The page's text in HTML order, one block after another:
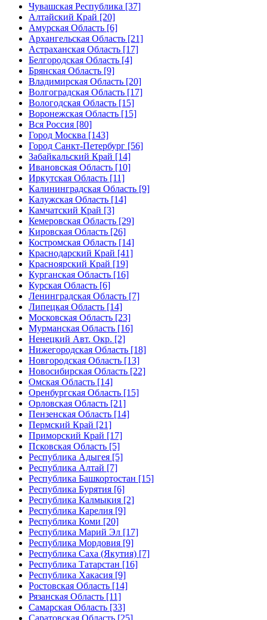
Чувашская Республика [37]
Алтайский Край [20]
Амурская Область [6]
Архангельская Область [21]
Астраханская Область [17]
Белгородская Область [4]
Брянская Область [9]
Владимирская Область [20]
Волгоградская Область [17]
Вологодская Область [15]
Воронежская Область [15]
Вся Россия [80]
Город Москва [143]
Город Санкт-Петербург [56]
Забайкальский Край [14]
Ивановская Область [10]
Иркутская Область [11]
Калининградская Область [9]
Калужская Область [14]
Камчатский Край [3]
Кемеровская Область [29]
Кировская Область [26]
Костромская Область [14]
Краснодарский Край [41]
Красноярский Край [19]
Курганская Область [16]
Курская Область [6]
Ленинградская Область [7]
Липецкая Область [14]
Московская Область [23]
Мурманская Область [16]
Ненецкий Авт. Окр. [2]
Нижегородская Область [18]
Новгородская Область [13]
Новосибирская Область [22]
Омская Область [14]
Оренбургская Область [15]
Орловская Область [21]
Пензенская Область [14]
Пермский Край [21]
Приморский Край [17]
Псковская Область [5]
Республика Адыгея [5]
Республика Алтай [7]
Республика Башкортостан [15]
Республика Бурятия [6]
Республика Калмыкия [2]
Республика Карелия [9]
Республика Коми [20]
Республика Марий Эл [17]
Республика Мордовия [9]
Республика Саха (Якутия) [7]
Республика Татарстан [16]
Республика Хакасия [9]
Ростовская Область [14]
Рязанская Область [11]
Самарская Область [33]
Саратовская Область [25]